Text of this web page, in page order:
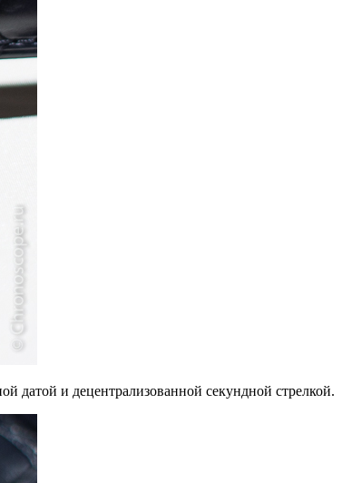
датой и децентрализованной секундной стрелкой.